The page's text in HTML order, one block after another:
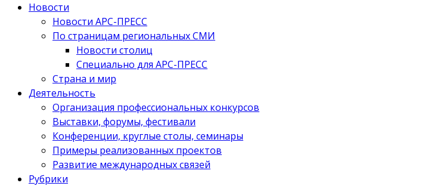
Новости
Новости АРС-ПРЕСС
По страницам региональных СМИ
Новости столиц
Специально для АРС-ПРЕСС
Страна и мир
Деятельность
Организация профессиональных конкурсов
Выставки, форумы, фестивали
Конференции, круглые столы, семинары
Примеры реализованных проектов
Развитие международных связей
Рубрики